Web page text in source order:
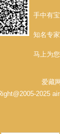
手中有
知名专
马上为
爱藏
2025